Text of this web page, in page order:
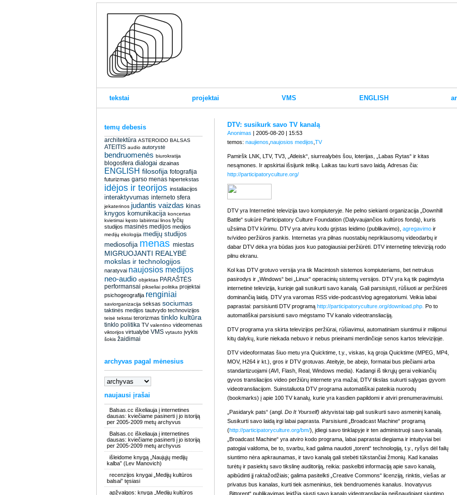
tekstai projektai VMS ENGLISH
temų debesis
architektūra ASTEROIDO BALSAS
ATEITIS audio autorystė
bendruomenės biurokratija
blogosfera dialogai dizainas
ENGLISH filosofija fotografija
futurizmas garso menas hipertekstas
idėjos ir teorijos instaliacijos
interaktyvumas interneto sfera
jekaterinos judantis vaizdas kinas
knygos komunikacija koncertas
kvietimai kęsto labirintai linos lyčių
studijos masinės medijos medijos
medijų ekologija medijų studijos
mediosofija menas miestas
MIGRUOJANTI REALYBĖ
mokslas ir technologijos
naratyvai naujosios medijos
neo-audio objektas PARAŠTĖS
performansai pikseliai politika projektai
psichogeografija renginiai
saviorganizacija seksas sociumas
taktinės medijos tautvydo technovizijos
teisė tekstai terorizmas tinklo kultūra
tinklo politika TV valentino videomenas
viktorijos virtualybė VMS vytauto įvykis
šokis žaidimai
archyvas pagal mėnesius
naujausi įrašai
Balsas.cc iškeliauja į internetines
dausas: kviečiame pasinerti į jo istoriją
per 2005-2009 metų archyvus
Balsas.cc iškeliauja į internetines
dausas: kviečiame pasinerti į jo istoriją
per 2005-2009 metų archyvus
išleidome knygą „Naujųjų medijų
kalba” (Lev Manovich)
recenzijos knygai „Medijų kultūros
balsai” tęsiasi
apžvalgos: knyga „Medijų kultūros
DTV: susikurk savo TV kanalą
Anonimas | 2005-08-20 | 15:53
temos: naujienos naujosios medijos TV
Pamiršk LNK, LTV, TV3, „Atleisk“, siurrealybės šou, loterijas, „Labas Rytas“ ir kitas
nesąmones. Ir apskirtai išsijunk teliką . Laikas tau kurti savo laidą. Adresas čia:
http://participatoryculture.org/
DTV yra Internetinė televizija tavo kompiuteryje. Ne pelno siekianti organizacija „Downhill
Battle“ sukūrė Participatory Culture Foundation (Dalyvaujančios kultūros fondą), kuris
užsiima DTV kūrimu. DTV yra atviru kodu grįstas leidimo (publikavimo), agregavimo ir
tv/video peržiūros įrankis. Internetas yra pilnas nuostabių nepriklausomų videodarbų ir
dabar DTV dėka yra būdas juos kuo patogiausiai peržiūrėti. DTV internetinę televiziją rodo
pilnu ekranu.
Kol kas DTV grotuvo versija yra tik Macintosh sistemos kompiuteriams, bet netrukus
pasirodys ir „Windows“ bei „Linux“ operacinių sistemų versijos. DTV yra ką tik pagimdyta
internetinė televizija, kurioje gali susikurti savo kanalą. Gali parsisiųsti, rūšiuoti ar peržiūrėti
dominančią laidą. DTV yra varomas RSS vide-podcast/vlog agregatoriumi. Veikia labai
paprastai: parsisiunti DTV programą http://participatoryculture.org/download.php. Po to
automatiškai parsisiunti savo mėgstamo TV kanalo videotransliaciją.
DTV programa yra skirta televizijos peržiūrai, rūšiavimui, automatiniam siuntimui ir milijonui
kitų dalykų, kurie niekada nebuvo ir nebus prieinami merdinčioje senos kartos televizijoje.
DTV videoformatas šiuo metu yra Quicktime, t.y., viskas, ką groja Quicktime (MPEG, MP4,
MOV, H264 ir kt.), gros ir DTV grotuvas. Ateityje, be abejo, formatai bus plečiami arba
standartizuojami (AVI, Flash, Real, Windows media). Kadangi iš tikrųjų gerai veikiančių
gyvos transliacijos video peržiūrų internete yra mažai, DTV tikslas sukurti sąlygas gyvom
videotransliacijom. Suinstaliuota DTV programa automatiškai pateikia nuorodų
(bookmarks) į apie 100 TV kanalų, kurie yra kasdien papildomi ir atviri prenumeravimuisi.
„Pasidaryk pats“ (angl. Do It Yourself) aktyvistai taip gali susikurti savo asmeninį kanalą.
Susikurti savo laidą irgi labai paprasta. Parsisiunti „Broadcast Machine“ programą
(http://participatoryculture.org/bm/), įdiegi savo tinklapyje ir ten administruoji savo kanalą.
„Broadcast Machine“ yra atviro kodo programa, labai paprastai diegiama ir intuityviai bei
patogiai valdoma, be to, svarbu, kad galima naudoti „torent“ technologiją, t.y., ryšys dėl failų
siuntimo nėra apkraunamas, ir tavo kanalą gali stebėti tūkstančiai žmonių. Kad kanalas
turėtų ir pasiektų savo tikslinę auditoriją, reikia: paskelbti informaciją apie savo kanalą,
apibūdinti jį raktažodžiais; galima pasitelkti „Creative Commons“ licenziją, rinktis, viešas ar
privatus bus kanalas, kurti tiek asmeninius, tiek bendruomenės kanalus. Inovatyvus
„Bittorent“ publikavimas leidžia siųsti savo kanalo videotransliaciją neišnaudojant siuntimo